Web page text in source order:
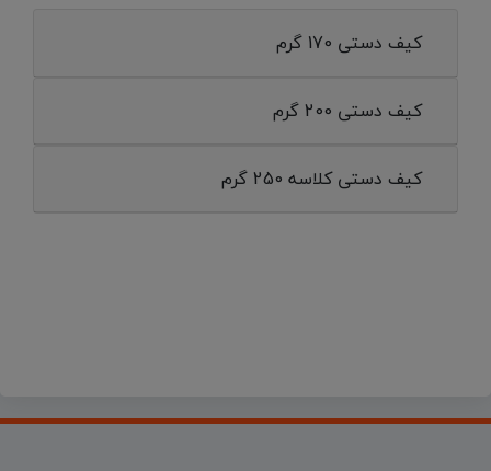
کیف دستی 170 گرم
کیف دستی 200 گرم
کیف دستی کلاسه 250 گرم